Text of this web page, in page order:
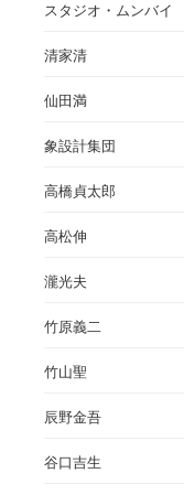
スタジオ・ムンバイ
清家清
仙田満
象設計集団
高橋貞太郎
高松伸
瀧光夫
竹原義二
竹山聖
辰野金吾
谷口吉生